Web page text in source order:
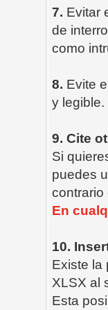
7. Evitar
de
como
8. Evite
y legible.
9. Cite
Si
puedes
contrario
En
10.
Existe la
XLSX al
Esta